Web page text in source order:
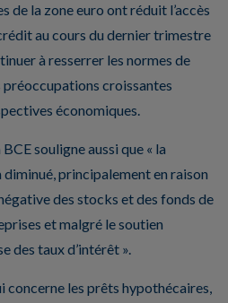
de la zone euro ont réduit l’accès
au cours du dernier trimestre
à resserrer les normes de
préoccupations croissantes
économiques.
souligne aussi que « la
diminué, principalement en raison
des stocks et des fonds de
et malgré le soutien
des taux d’intérêt ».
concerne les prêts hypothécaires,